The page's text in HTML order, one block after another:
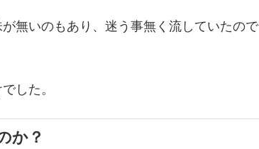
無いのもあり、迷う事無く流していたので
した。
か？